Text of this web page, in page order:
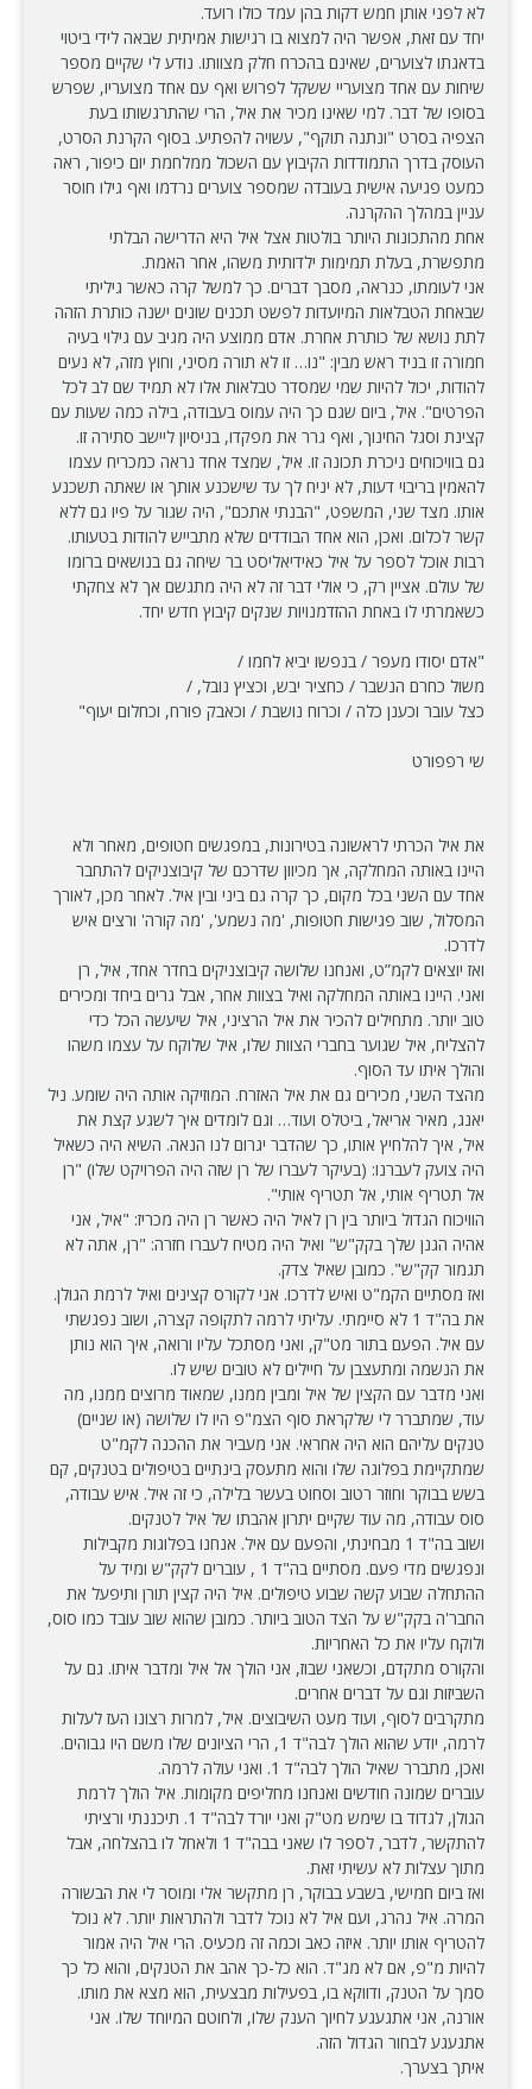
לא לפני אותן חמש דקות בהן עמד כולו רועד.
יחד עם זאת, אפשר היה למצוא בו רגישות אמיתית שבאה לידי ביטוי
בדאגתו לצוערים, שאינם בהכרח חלק מצוותו. נודע לי שקיים מספר
שיחות עם אחד מצועריי ששקל לפרוש ואף עם אחד מצועריו, שפרש
בסופו של דבר. למי שאינו מכיר את איל, הרי שהתרגשותו בעת
הצפיה בסרט "ונתנה תוקף", עשויה להפתיע. בסוף הקרנת הסרט,
העוסק בדרך התמודדות הקיבוץ עם השכול ממלחמת יום כיפור, ראה
כמעט פגיעה אישית בעובדה שמספר צוערים נרדמו ואף גילו חוסר
עניין במהלך ההקרנה.
אחת מהתכונות היותר בולטות אצל איל היא הדרישה הבלתי
מתפשרת, בעלת תמימות ילדותית משהו, אחר האמת.
אני לעומתו, כנראה, מסבך דברים. כך למשל קרה כאשר גיליתי
שבאחת הטבלאות המיועדות לפשט תכנים שונים ישנה כותרת הזהה
לתת נושא של כותרת אחרת. אדם ממוצע היה מגיב עם גילוי בעיה
חמורה זו בניד ראש מבין: "נו… זו לא תורה מסיני, וחוץ מזה, לא נעים
להודות, יכול להיות שמי שמסדר טבלאות אלו לא תמיד שם לב לכל
הפרטים". איל, ביום שגם כך היה עמוס בעבודה, בילה כמה שעות עם
קצינת וסגל החינוך, ואף גרר את מפקדו, בניסיון ליישב סתירה זו.
גם בוויכוחים ניכרת תכונה זו. איל, שמצד אחד נראה כמכריח עצמו
להאמין בריבוי דעות, לא יניח לך עד שישכנע אותך או שאתה תשכנע
אותו. מצד שני, המשפט, "הבנתי אתכם", היה שגור על פיו גם ללא
קשר לכלום. ואכן, הוא אחד הבודדים שלא מתבייש להודות בטעותו.
רבות אוכל לספר על איל כאידיאליסט בר שיחה גם בנושאים ברומו
של עולם. אציין רק, כי אולי דבר זה לא היה מתגשם אך לא צחקתי
כשאמרתי לו באחת ההזדמנויות שנקים קיבוץ חדש יחד.
"אדם יסודו מעפר / בנפשו יביא לחמו /
משול כחרם הנשבר / כחציר יבש, וכציץ נובל, /
כצל עובר וכענן כלה / וכרוח נושבת / וכאבק פורח, וכחלום יעוף"
שי רפפורט
את איל הכרתי לראשונה בטירונות, במפגשים חטופים, מאחר ולא
היינו באותה המחלקה, אך מכיוון שדרכם של קיבוצניקים להתחבר
אחד עם השני בכל מקום, כך קרה גם ביני ובין איל. לאחר מכן, לאורך
המסלול, שוב פגישות חטופות, 'מה נשמע', 'מה קורה' ורצים איש
לדרכו.
ואז יוצאים לקמ”ט, ואנחנו שלושה קיבוצניקים בחדר אחד, איל, רן
ואני. היינו באותה המחלקה ואיל בצוות אחר, אבל גרים ביחד ומכירים
טוב יותר. מתחילים להכיר את איל הרציני, איל שיעשה הכל כדי
להצליח, איל שגוער בחברי הצוות שלו, איל שלוקח על עצמו משהו
והולך איתו עד הסוף.
מהצד השני, מכירים גם את איל האזרח. המוזיקה אותה היה שומע. ניל
יאנג, מאיר אריאל, ביטלס ועוד… וגם לומדים איך לשגע קצת את
איל, איך להלחיץ אותו, כך שהדבר יגרום לנו הנאה. השיא היה כשאיל
היה צועק לעברנו: (בעיקר לעברו של רן שזה היה הפרויקט שלו) "רן
אל תטריף אותי, אל תטריף אותי".
הוויכוח הגדול ביותר בין רן לאיל היה כאשר רן היה מכריז: "איל, אני
אהיה הגנן שלך בקק"ש" ואיל היה מטיח לעברו חזרה: "רן, אתה לא
תגמור קק"ש". כמובן שאיל צדק.
ואז מסתיים הקמ"ט ואיש לדרכו. אני לקורס קצינים ואיל לרמת הגולן.
את בה"ד 1 לא סיימתי. עליתי לרמה לתקופה קצרה, ושוב נפגשתי
עם איל. הפעם בתור מט"ק, ואני מסתכל עליו ורואה, איך הוא נותן
את הנשמה ומתעצבן על חיילים לא טובים שיש לו.
ואני מדבר עם הקצין של איל ומבין ממנו, שמאוד מרוצים ממנו, מה
עוד, שמתברר לי שלקראת סוף הצמ"פ היו לו שלושה (או שניים)
טנקים עליהם הוא היה אחראי. אני מעביר את ההכנה לקמ"ט
שמתקיימת בפלוגה שלו והוא מתעסק בינתיים בטיפולים בטנקים, קם
בשש בבוקר וחוזר רטוב וסחוט בעשר בלילה, כי זה איל. איש עבודה,
סוס עבודה, מה עוד שקיים יתרון אהבתו של איל לטנקים.
ושוב בה"ד 1 מבחינתי, והפעם עם איל. אנחנו בפלוגות מקבילות
ונפגשים מדי פעם. מסתיים בה"ד 1 , עוברים לקק"ש ומיד על
ההתחלה שבוע קשה שבוע טיפולים. איל היה קצין תורן ותיפעל את
החבר'ה בקק"ש על הצד הטוב ביותר. כמובן שהוא שוב עובד כמו סוס,
ולוקח עליו את כל האחריות.
והקורס מתקדם, וכשאני שבוז, אני הולך אל איל ומדבר איתו. גם על
השביזות וגם על דברים אחרים.
מתקרבים לסוף, ועוד מעט השיבוצים. איל, למרות רצונו העז לעלות
לרמה, יודע שהוא הולך לבה"ד 1, הרי הציונים שלו משם היו גבוהים.
ואכן, מתברר שאיל הולך לבה"ד 1. ואני עולה לרמה.
עוברים שמונה חודשים ואנחנו מחליפים מקומות. איל הולך לרמת
הגולן, לגדוד בו שימש מט"ק ואני יורד לבה"ד 1. תיכננתי ורציתי
להתקשר, לדבר, לספר לו שאני בבה"ד 1 ולאחל לו בהצלחה, אבל
מתוך עצלות לא עשיתי זאת.
ואז ביום חמישי, בשבע בבוקר, רן מתקשר אלי ומוסר לי את הבשורה
המרה. איל נהרג, ועם איל לא נוכל לדבר ולהתראות יותר. לא נוכל
להטריף אותו יותר. איזה כאב וכמה זה מכעיס. הרי איל היה אמור
להיות מ"פ, אם לא מג"ד. הוא כל-כך אהב את הטנקים, והוא כל כך
סמך על הטנק, ודווקא בו, בפעילות מבצעית, הוא מצא את מותו.
אורנה, אני אתגעגע לחיוך הענק שלו, ולחוטם המיוחד שלו. אני
אתגעגע לבחור הגדול הזה.
איתך בצערך.